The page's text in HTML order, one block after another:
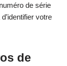
de série
votre
de